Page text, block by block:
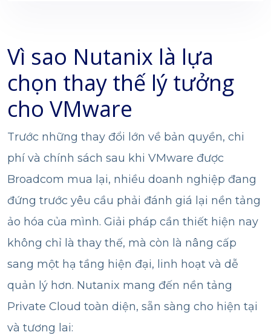
Vì sao Nutanix là lựa
chọn thay thế lý tưởng
cho VMware
Trước những thay đổi lớn về bản quyền, chi
phí và chính sách sau khi VMware được
Broadcom mua lại, nhiều doanh nghiệp đang
đứng trước yêu cầu phải đánh giá lại nền tảng
ảo hóa của mình. Giải pháp cần thiết hiện nay
không chỉ là thay thế, mà còn là nâng cấp
sang một hạ tầng hiện đại, linh hoạt và dễ
quản lý hơn. Nutanix mang đến nền tảng
Private Cloud toàn diện, sẵn sàng cho hiện tại
và tương lai: